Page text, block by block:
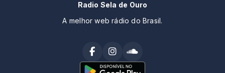
Radio Sela de Ouro
A melhor web rádio do Brasil.